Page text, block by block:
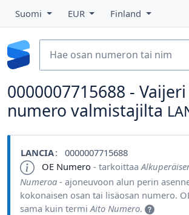
Suomi EUR Finland
0000007715688 - Vaijeri
numero valmistajilta
LANCIA: 0000007715688
OE Numero - tarkoittaa
Numeroa - ajoneuvoon alun perin
kokonaisen osan tai lisäosan numero.
sama kuin termi Aito Numero.